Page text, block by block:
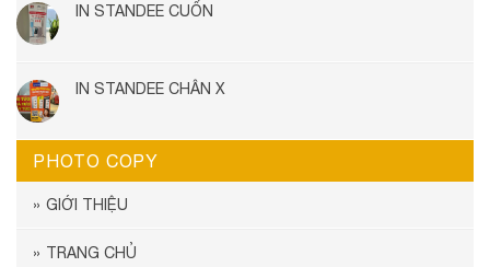
IN STANDEE CUỐN
IN STANDEE CHÂN X
PHOTO COPY
GIỚI THIỆU
TRANG CHỦ